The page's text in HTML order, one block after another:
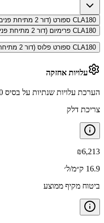
CLA180 ספורט (דור 2 מתיחת פנים)
CLA180 פרימיום (דור 2 מתיחת פנים)
CLA180 ספורט פלוס (דור 2 מתיחת פנים)
עלויות אחזקה
הערכת עלויות שנתיות על בסיס 15,000 ק״מ בשנה
צריכת דלק
₪6,213
16.9 ק״מ/ל׳
ביטוח מקיף ממוצע